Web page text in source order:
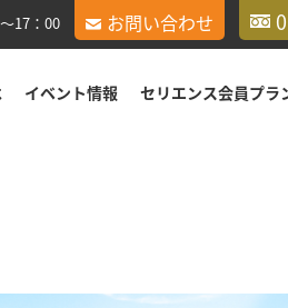
17：00 お問い合わせ
イベント情報 セリエンス会員プラ